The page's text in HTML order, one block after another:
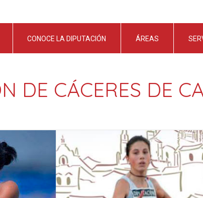
CONOCE LA DIPUTACIÓN ÁREAS
DE CÁCERES DE